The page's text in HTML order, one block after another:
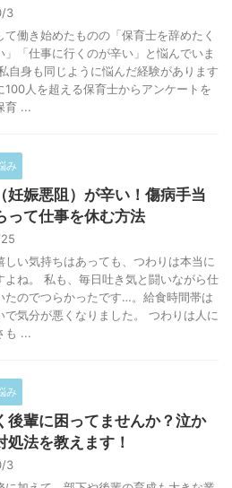
3
て働き始めたものの「保育士を辞めたく
」「仕事に行くのが辛い」と悩んでいま
自身も同じように悩んだ経験があります
100人を超える保育士からアンケートを
育 ...
み
妊娠悪阻）が辛い！傷病手当
って仕事を休む方法
しい気持ちはあっても、つわりは本当に
よね。 私も、毎日吐き気と闘いながら仕
たのでつらかったです…。給食時間帯は
で気分が悪くなりました。 つわりは人に
も ...
み
後輩に困ってませんか？泣か
処法を教えます！
3